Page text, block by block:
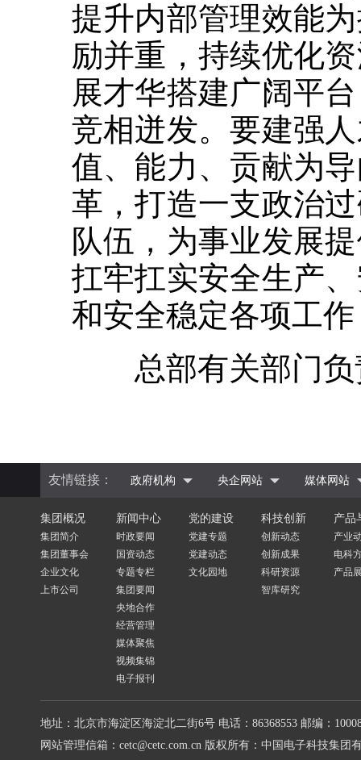
提升内部管理效能
励并重，持续优化
展才华搭建广阔平
竞相迸发。要建强
值、能力、贡献为
革，打造一支政治
队伍，为事业发展
扛牢扛实安全生产
和安全稳定各项工
总部有关部门负
友情链接： 政府机构 央企网站 媒体网站
集团概况
集团简介
集团董事会
企业文化
上市公司
新闻中心
时政要闻
国资动态
专题专栏
集团要闻
央地合作
经营管理
媒体聚焦
视频集锦
电子报刊
党的建设
党建专题
党建动态
文化园地
科技创新
创新动态
创新成果
科研资源
智库研究
产品
产业
电科
产品
地址：北京市海淀区海淀北二街6号 电话：86368553 邮编：
网站管理信箱：cetc@cetc.com.cn 版权所有：中国电子科技集团